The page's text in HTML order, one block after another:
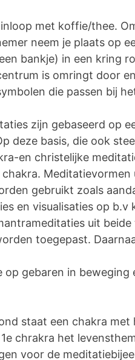
inloop met koffie/thee.
neem je plaats op
bankje) in een kring
is omringt door
die passen bij
zijn gebaseerd op
deze basis, die ook
en christelijke
gebruikt zoals
en visualisaties op b.v
uit
toegepast.
op gebaren in
staat een chakra
chrakra het
voor de